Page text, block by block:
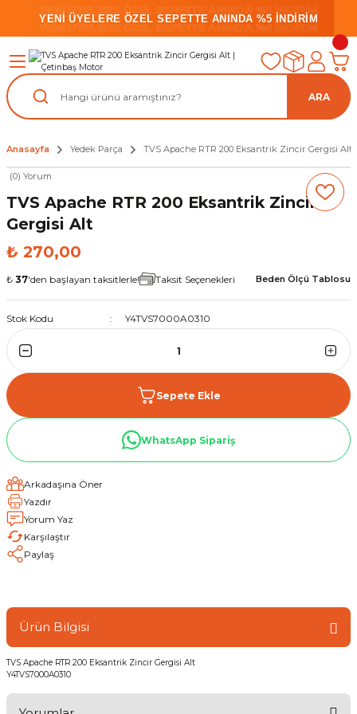
YENİ ÜYELERE ÖZEL SEPETTE ANINDA %5 İNDİRİM
YENİ ÜYELERE ÖZEL SEPETTE ANINDA %5 İNDİRİM
YENİ ÜYELERE ÖZEL SEPETTE ANINDA %5 İNDİRİM
ARA
Anasayfa Yedek Parça TVS Apache RTR 200 Eksantrik Zincir Gergisi Alt
(0) Yorum
TVS Apache RTR 200 Eksantrik Zincir
Gergisi Alt
₺ 270,00
₺ 37'den başlayan taksitlerle! Taksit Seçenekleri Beden Ölçü Tablosu
Stok Kodu Y4TVS7000A0310
Sepete Ekle
WhatsApp Sipariş
Arkadaşına Öner
Yazdır
Yorum Yaz
Karşılaştır
Paylaş
Ürün Bilgisi
TVS Apache RTR 200 Eksantrik Zincir Gergisi Alt
Y4TVS7000A0310